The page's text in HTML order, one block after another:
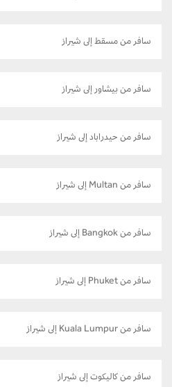
سافر من مسقط إلى شيراز
سافر من بيشاور إلى شيراز
سافر من حيدراباد إلى شيراز
سافر من Multan إلى شيراز
سافر من Bangkok إلى شيراز
سافر من Phuket إلى شيراز
سافر من Kuala Lumpur إلى شيراز
سافر من كاليكوت إلى شيراز